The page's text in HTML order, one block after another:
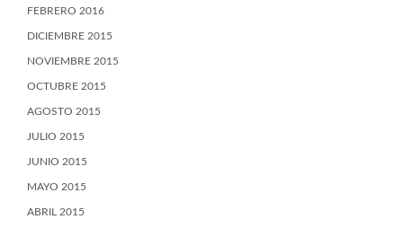
FEBRERO 2016
DICIEMBRE 2015
NOVIEMBRE 2015
OCTUBRE 2015
AGOSTO 2015
JULIO 2015
JUNIO 2015
MAYO 2015
ABRIL 2015